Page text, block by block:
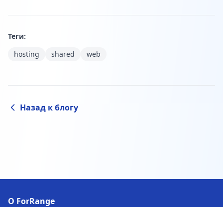
Теги:
hosting
shared web
Назад к блогу
О ForRange